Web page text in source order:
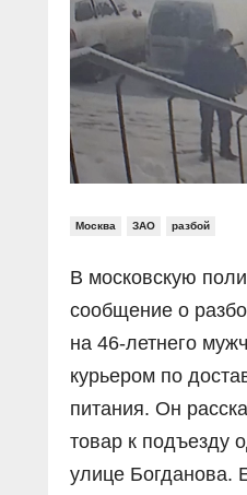
Социальные ролики
Документальные
Прямой разговор
В знании сила
Специальный репортаж
КиберПОСТОВОЙ
Газета «Щит и меч»
Журнал «Полиция
О ПОРТАЛЕ
Контакты
Вакансии
Москва ЗАО разбой
В московскую
сообщение о
на 46-летнего
курьером по
питания. Он
товар к подъезду
улице Богданова.